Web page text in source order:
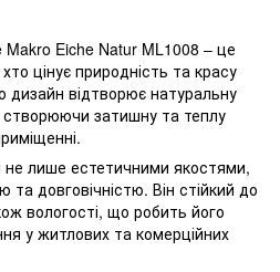
Eiche Natur ML1008 – це
цінує природність та красу
дизайн відтворює натуральну
створюючи затишну та теплу
не лише естетичними якостями,
та довговічністю. Він стійкий до
вологості, що робить його
у житлових та комерційних